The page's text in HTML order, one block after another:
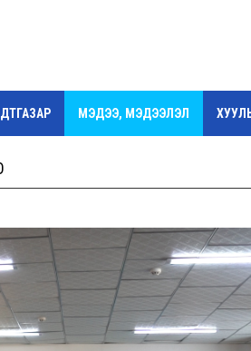
МЭДЭЭ, МЭДЭЭЛЭЛ